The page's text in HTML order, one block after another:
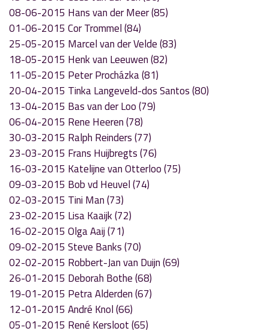
08-06-2015 Hans van der Meer (85)
01-06-2015 Cor Trommel (84)
25-05-2015 Marcel van der Velde (83)
18-05-2015 Henk van Leeuwen (82)
11-05-2015 Peter Procházka (81)
20-04-2015 Tinka Langeveld-dos Santos (80)
13-04-2015 Bas van der Loo (79)
06-04-2015 Rene Heeren (78)
30-03-2015 Ralph Reinders (77)
23-03-2015 Frans Huijbregts (76)
16-03-2015 Katelijne van Otterloo (75)
09-03-2015 Bob vd Heuvel (74)
02-03-2015 Tini Man (73)
23-02-2015 Lisa Kaaijk (72)
16-02-2015 Olga Aaij (71)
09-02-2015 Steve Banks (70)
02-02-2015 Robbert-Jan van Duijn (69)
26-01-2015 Deborah Bothe (68)
19-01-2015 Petra Alderden (67)
12-01-2015 André Knol (66)
05-01-2015 René Kersloot (65)